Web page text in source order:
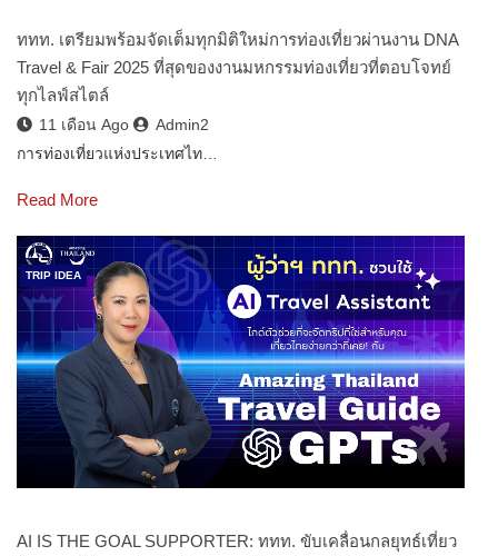
ททท. เตรียมพร้อมจัดเต็มทุกมิติใหม่การท่องเที่ยวผ่านงาน DNA
Travel & Fair 2025 ที่สุดของงานมหกรรมท่องเที่ยวที่ตอบโจทย์
ทุกไลฟ์สไตล์
11 เดือน Ago
Admin2
การท่องเที่ยวแห่งประเทศไท…
Read More
TRIP IDEA
AI IS THE GOAL SUPPORTER: ททท. ขับเคลื่อนกลยุทธ์เที่ยว